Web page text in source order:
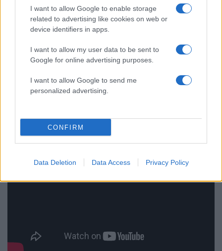
I want to allow Google to enable storage
related to advertising like cookies on web or
device identifiers in apps.
I want to allow my user data to be sent to
Google for online advertising purposes.
I want to allow Google to send me
personalized advertising.
CONFIRM
Data Deletion Data Access Privacy Policy